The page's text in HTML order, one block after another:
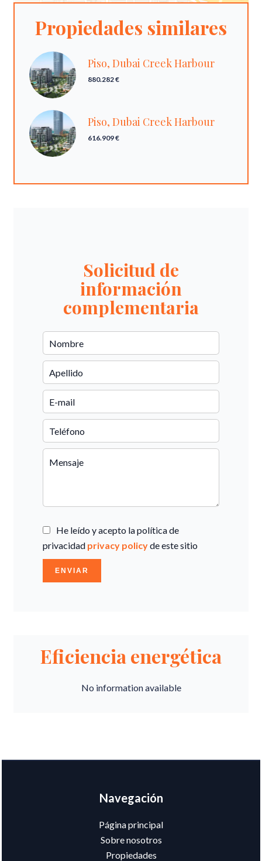
Propiedades similares
Piso, Dubai Creek Harbour
880.282 €
Piso, Dubai Creek Harbour
616.909 €
Solicitud de
información
complementaria
He leído y acepto la política de
privacidad privacy policyde este sitio
ENVIAR
Eficiencia energética
No information available
Navegación
Página principal
Sobre nosotros
Propiedades